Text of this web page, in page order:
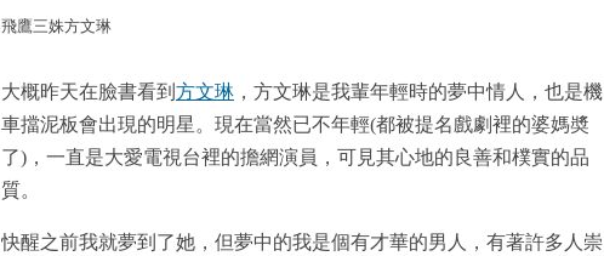
飛鷹三姝方文琳
大概昨天在臉書看到 方文琳 ，方文琳是我輩年輕時的夢中情人，也是機
車擋泥板會出現的明星。現在當然已不年輕(都被提名戲劇裡的婆媽奬
了)，一直是大愛電視台裡的擔網演員，可見其心地的良善和樸實的品
質。
快醒之前我就夢到了她，但夢中的我是個有才華的男人，有著許多人崇